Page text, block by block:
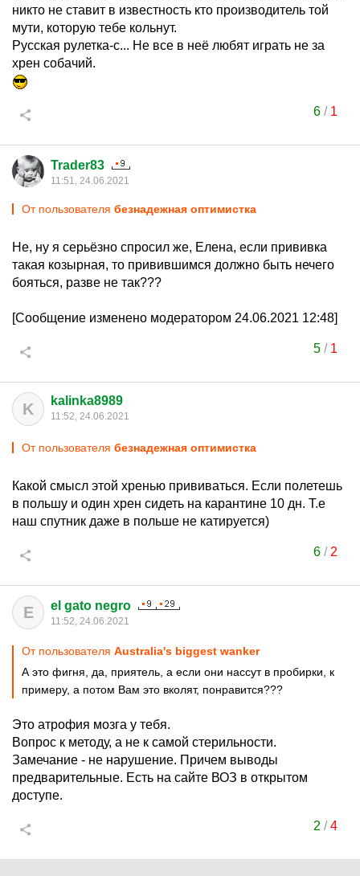
никто не ставит в известность кто производитель той
мути, которую тебе кольнут.
Русская рулетка-с... Не все в неё любят играть не за
хрен собачий.
6/ 1
Trader83
11:51, 24.06.2021
От пользователя безнадежная оптимистка
Не, ну я серьёзно спросил же, Елена, если прививка
такая козырная, то привившимся должно быть нечего
бояться, разве не так???
[Сообщение изменено модератором 24.06.2021 12:48]
5/ 1
K kalinka8989
11:52, 24.06.2021
От пользователя безнадежная оптимистка
Какой смысл этой хренью прививаться. Если полетешь
в польшу и один хрен сидеть на карантине 10 дн. Т.е
наш спутник даже в польше не катируется)
6/ 2
E el gato negro
11:52, 24.06.2021
От пользователя Australia's biggest wanker
А это фигня, да, приятель, а если они нассут в пробирки, к
примеру, а потом Вам это вколят, понравится???
Это атрофия мозга у тебя.
Вопрос к методу, а не к самой стерильности.
Замечание - не нарушение. Причем выводы
предварительные. Есть на сайте ВОЗ в открытом
доступе.
2 /4